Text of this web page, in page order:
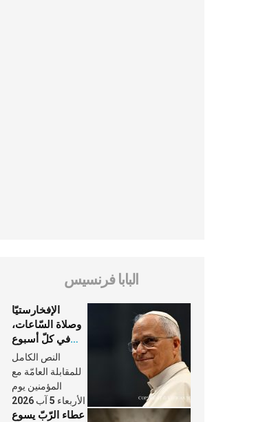
البابا فرنسيس
الإفخارستيّا
وصلاة السّاعات،
في كلّ أسبوع
وكلّ يوم، هما
النَّفَس في حياة
الكنيسة
النص الكامل
للمقابلة العامّة مع
المؤمنين يوم
الأربعاء 5 آب 2026
عطاء الرّبّ يسوع